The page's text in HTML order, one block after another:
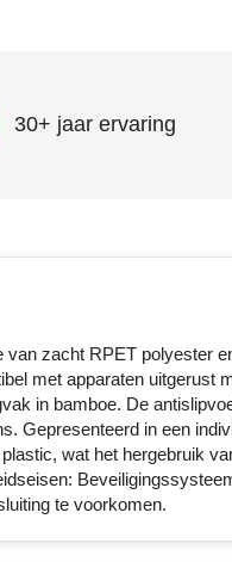
30+ jaar ervaring
zacht RPET polyester
met apparaten uitgerust
in bamboe. De
Gepresenteerd in een
wat het hergebruik
te voorkomen.